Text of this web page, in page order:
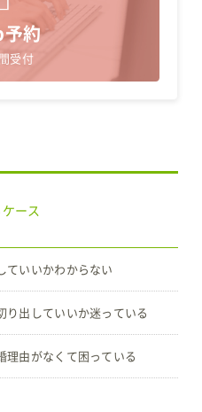
約
受付
ース
ていいかわからない
出していいか迷っている
理由がなくて困っている